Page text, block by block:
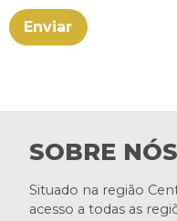
SOBRE NÓS
Situado na região
acesso a todas as